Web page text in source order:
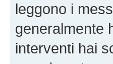
leggono i
generalmente
interventi hai